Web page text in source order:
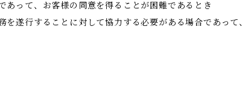
あって、お客様の同意を得ることが困難であるとき
遂行することに対して協力する必要がある場合であって、